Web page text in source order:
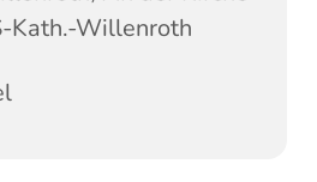
Kath.-Willenroth